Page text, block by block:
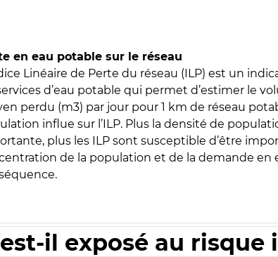
en eau potable sur le réseau
Linéaire de Perte du réseau (ILP) est un
d’eau potable qui permet d’estimer le
perdu (m3) par jour pour 1 km de réseau
influe sur l’ILP. Plus la densité de
plus les ILP sont susceptible d’être
de la population et de la demande en
il exposé au risque